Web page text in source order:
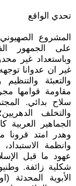
تحدي الواقع
المشروع
على الجمهور
وباستعداد غير
غير ان عدوانا
والتعبئة
مقاومة قوامها
سلاح بدائي.
والتخلف
الجماهير
وهدر امتد قرونا
وانظمة
عهود ما قبل
شكلية زائفة.
الأبوية المحدثة